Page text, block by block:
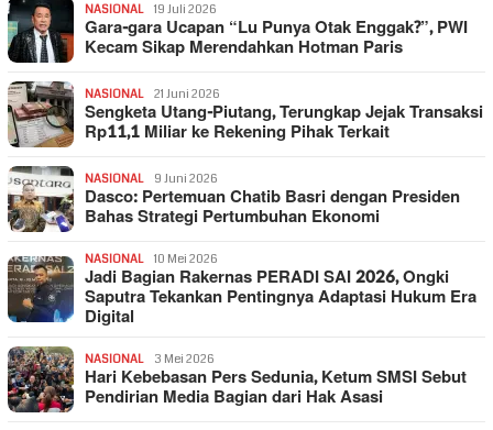
NASIONAL 19 Juli 2026
Gara-gara Ucapan “Lu Punya Otak Enggak?”, PWI
Kecam Sikap Merendahkan Hotman Paris
NASIONAL 21 Juni 2026
Sengketa Utang-Piutang, Terungkap Jejak Transaksi
Rp11,1 Miliar ke Rekening Pihak Terkait
NASIONAL 9 Juni 2026
Dasco: Pertemuan Chatib Basri dengan Presiden
Bahas Strategi Pertumbuhan Ekonomi
NASIONAL 10 Mei 2026
Jadi Bagian Rakernas PERADI SAI 2026, Ongki
Saputra Tekankan Pentingnya Adaptasi Hukum Era
Digital
NASIONAL 3 Mei 2026
Hari Kebebasan Pers Sedunia, Ketum SMSI Sebut
Pendirian Media Bagian dari Hak Asasi